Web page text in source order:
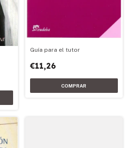
Guía para el tutor
€11,26